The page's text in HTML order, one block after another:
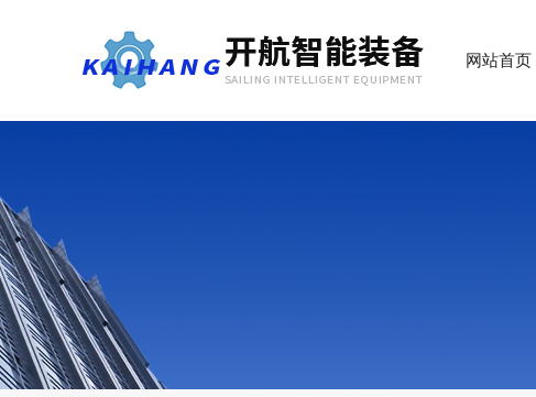
网站首页